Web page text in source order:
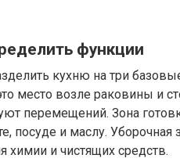
функции
кухню на три
место возле раковины и
перемещений. Зона
посуде и маслу. Уборочная
химии и чистящих средств.